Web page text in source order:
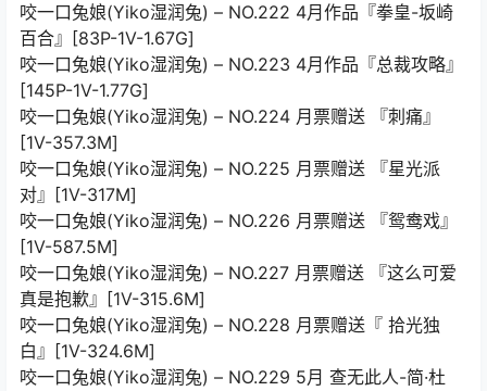
咬一口兔娘(Yiko湿润兔) – NO.222 4月作品『拳皇-坂崎
百合』[83P-1V-1.67G]
咬一口兔娘(Yiko湿润兔) – NO.223 4月作品『总裁攻略』
[145P-1V-1.77G]
咬一口兔娘(Yiko湿润兔) – NO.224 月票赠送 『刺痛』
[1V-357.3M]
咬一口兔娘(Yiko湿润兔) – NO.225 月票赠送 『星光派
对』[1V-317M]
咬一口兔娘(Yiko湿润兔) – NO.226 月票赠送 『鸳鸯戏』
[1V-587.5M]
咬一口兔娘(Yiko湿润兔) – NO.227 月票赠送 『这么可爱
真是抱歉』[1V-315.6M]
咬一口兔娘(Yiko湿润兔) – NO.228 月票赠送『 拾光独
白』[1V-324.6M]
咬一口兔娘(Yiko湿润兔) – NO.229 5月 查无此人-简·杜